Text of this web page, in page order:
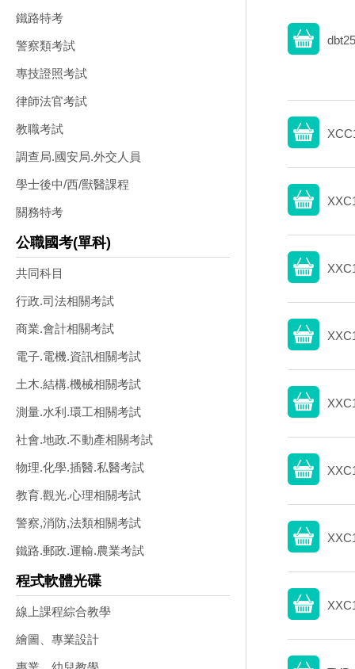
鐵路特考
警察類考試
專技證照考試
律師法官考試
教職考試
調查局.國安局.外交人員
學士後中/西/獸醫課程
關務特考
公職國考(單科)
共同科目
行政.司法相關考試
商業.會計相關考試
電子.電機.資訊相關考試
土木.結構.機械相關考試
測量.水利.環工相關考試
社會.地政.不動產相關考試
物理.化學.插醫.私醫考試
教育.觀光.心理相關考試
警察,消防,法類相關考試
鐵路.郵政.運輸.農業考試
程式軟體光碟
線上課程綜合教學
繪圖、專業設計